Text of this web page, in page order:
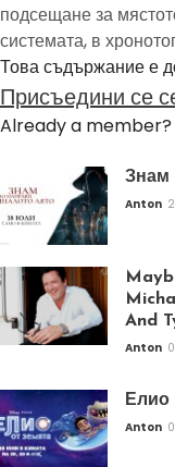
подсещане за
системата, в
Това съдържание е
Присъедини се
Already a member?
Знам
Anton
And
Anton
Елио
Anton